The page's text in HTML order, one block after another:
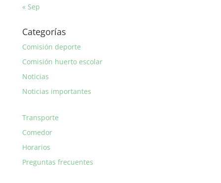
« Sep
Categorías
Comisión deporte
Comisión huerto escolar
Noticias
Noticias importantes
Transporte
Comedor
Horarios
Preguntas frecuentes